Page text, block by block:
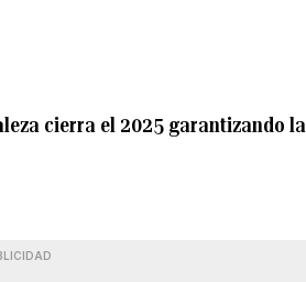
cierra el 2025 garantizando la